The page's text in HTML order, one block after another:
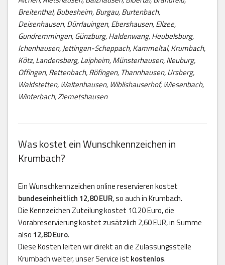
Breitenthal, Bubesheim, Burgau, Burtenbach,
Deisenhausen, Dürrlauingen, Ebershausen, Ellzee,
Gundremmingen, Günzburg, Haldenwang, Heubelsburg,
Ichenhausen, Jettingen-Scheppach, Kammeltal, Krumbach,
Kötz, Landensberg, Leipheim, Münsterhausen, Neuburg,
Offingen, Rettenbach, Röfingen, Thannhausen, Ursberg,
Waldstetten, Waltenhausen, Wiblishauserhof, Wiesenbach,
Winterbach, Ziemetshausen
Was kostet ein Wunschkennzeichen in
Krumbach?
Ein Wunschkennzeichen online reservieren kostet
bundeseinheitlich 12,80 EUR, so auch in Krumbach.
Die Kennzeichen Zuteilung kostet 10.20 Euro, die
Vorabreservierung kostet zusätzlich 2,60 EUR, in Summe
also 12,80 Euro.
Diese Kosten leiten wir direkt an die Zulassungsstelle
Krumbach weiter, unser Service ist kostenlos.